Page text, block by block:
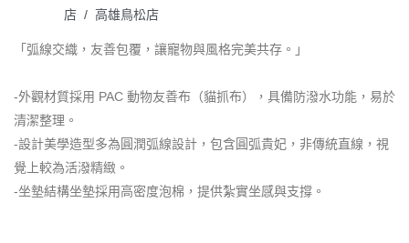
店 / 高雄鳥松店
「弧線交織，友善包覆，讓寵物與風格完美共存。」
-外觀材質採用 PAC 動物友善布（貓抓布），具備防潑水功能，易於
清潔整理。
-設計美學造型多為圓潤弧線設計，包含圓弧貴妃，非傳統直線，視
覺上較為活潑精緻。
-坐墊結構坐墊採用高密度泡棉，提供紮實坐感與支撐。